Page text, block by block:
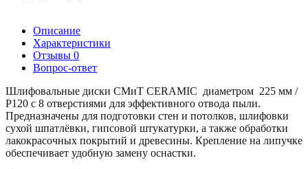
Описание
Характеристики
Отзывы 0
Вопрос-ответ
Шлифовальные диски СМиТ CERAMIC диаметром 225 мм /
P120 с 8 отверстиями для эффективного отвода пыли.
Предназначены для подготовки стен и потолков, шлифовки
сухой шпатлёвки, гипсовой штукатурки, а также обработки
лакокрасочных покрытий и древесины. Крепление на липучке
обеспечивает удобную замену оснастки.